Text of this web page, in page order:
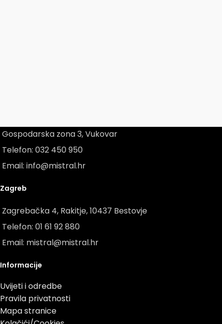
Gospodarska zona 3, Vukovar
Telefon: 032 450 950
Email: info@mistral.hr
Zagreb
Zagrebačka 4, Rakitje, 10437 Bestovje
Telefon: 01 61 92 880
Email: mistral@mistral.hr
Informacije
Uvijeti i odredbe
Pravila privatnosti
Mapa stranice